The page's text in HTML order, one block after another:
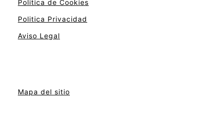
Politica de Cookies
Politica Privacidad
Aviso Legal
Mapa del sitio